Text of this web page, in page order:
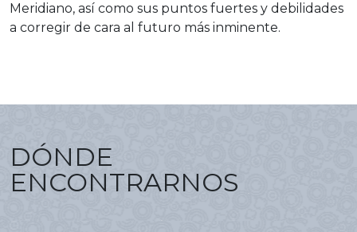
Meridiano, así como sus puntos fuertes y debilidades
a corregir de cara al futuro más inminente.
DÓNDE
ENCONTRARNOS